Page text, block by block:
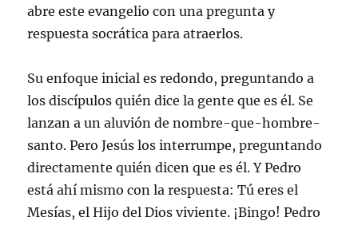
abre este evangelio con una pregunta y
respuesta socrática para atraerlos.
Su enfoque inicial es redondo, preguntando a
los discípulos quién dice la gente que es él. Se
lanzan a un aluvión de nombre-que-hombre-
santo. Pero Jesús los interrumpe, preguntando
directamente quién dicen que es él. Y Pedro
está ahí mismo con la respuesta: Tú eres el
Mesías, el Hijo del Dios viviente. ¡Bingo! Pedro